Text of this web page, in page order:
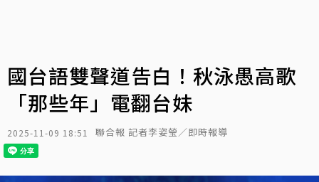
國台語雙聲道告白！秋泳愚高歌
「那些年」電翻台妹
2025-11-09 18:51 聯合報 記者李姿瑩／即時報導